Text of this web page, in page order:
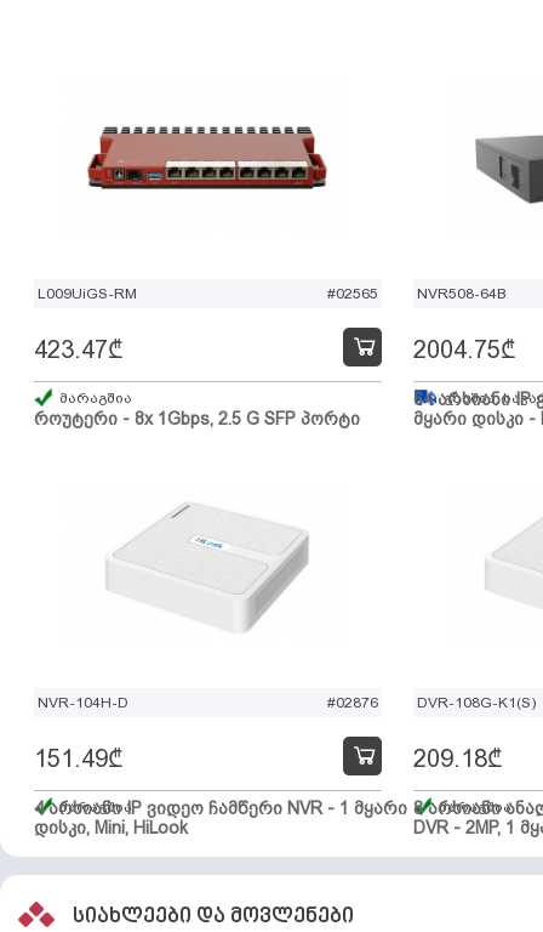
L009UiGS-RM #02565
როუტერი - 8x 1Gbps, 2.5 G SFP პორტი
423.47₾
მარაგშია
NVR508-64B
64 არხიანი IP
მყარი დისკი -
2004.75₾
გზაშია,
NVR-104H-D #02876
4 არხიანი IP ვიდეო ჩამწერი NVR - 1 მყარი
დისკი, Mini, HiLook
151.49₾
მარაგშია
DVR-108G-K1(S)
8 არხიანი
DVR - 2MP, 1
209.18₾
მარაგშია
სიახლეები და მოვლენები